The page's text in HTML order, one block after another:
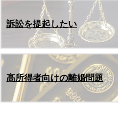
訴訟を提起したい
高所得者向けの離婚問題